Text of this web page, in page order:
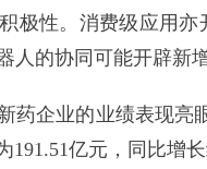
极性。消费级应用
的协同可能开辟新增
企业的业绩表现亮
亿元，同比增长